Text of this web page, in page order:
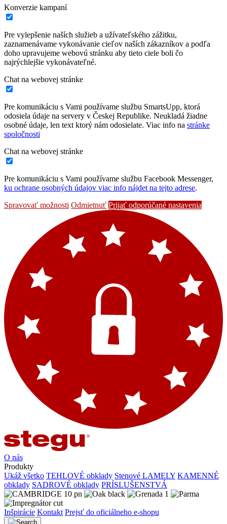
Konverzie kampaní
Pre vylepšenie naších služieb a užívateľského zážitku,
zaznamenávame vykonávanie cieľov naších zákazníkov a podľa
doho upravujeme webovú stránku aby tieto ciele boli čo
najrýchlejšie vykonávateľné.
Chat na webovej stránke
Pre komunikáciu s Vami používame službu SmartsUpp, ktorá
odosiela údaje na servery v Českej Republike. Neukladá žiadne
osobné údaje, len text ktorý nám odosielate. Viac info na stránke
spoločnosti
Chat na webovej stránke
Pre komunikáciu s Vami používame službu Facebook Messenger,
ku ochrane osobných údajov viac info nájdet na tejto adrese.
Spravovať možnosti Odmietnuť Prijať odporúčané nastavenia
O nás
Produkty
Ukáž všetko TEHLOVÉ obklady Stenové LAMELY KAMENNÉ
obklady SADROVÉ obklady PRÍSLUŠENSTVÁ
Inšpirácie Kontakt Prejsť do oficiálneho e-shopu